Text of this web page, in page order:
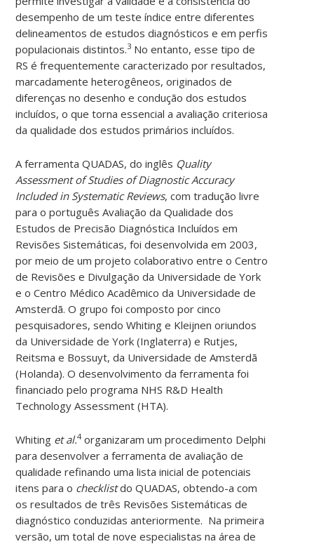
desempenho de um teste índice entre diferentes
delineamentos de estudos diagnósticos e em perfis
populacionais distintos.3 No entanto, esse tipo de
RS é frequentemente caracterizado por resultados,
marcadamente heterogêneos, originados de
diferenças no desenho e condução dos estudos
incluídos, o que torna essencial a avaliação criteriosa
da qualidade dos estudos primários incluídos.
A ferramenta QUADAS, do inglês Quality
Assessment of Studies of Diagnostic Accuracy
Included in Systematic Reviews, com tradução livre
para o português Avaliação da Qualidade dos
Estudos de Precisão Diagnóstica Incluídos em
Revisões Sistemáticas, foi desenvolvida em 2003,
por meio de um projeto colaborativo entre o Centro
de Revisões e Divulgação da Universidade de York
e o Centro Médico Acadêmico da Universidade de
Amsterdã. O grupo foi composto por cinco
pesquisadores, sendo Whiting e Kleijnen oriundos
da Universidade de York (Inglaterra) e Rutjes,
Reitsma e Bossuyt, da Universidade de Amsterdã
(Holanda). O desenvolvimento da ferramenta foi
financiado pelo programa NHS R&D Health
Technology Assessment (HTA).
Whiting et al.4organizaram um procedimento Delphi
para desenvolver a ferramenta de avaliação de
qualidade refinando uma lista inicial de potenciais
itens para o checklistdo QUADAS, obtendo-a com
os resultados de três Revisões Sistemáticas de
diagnóstico conduzidas anteriormente. Na primeira
versão, um total de nove especialistas na área de